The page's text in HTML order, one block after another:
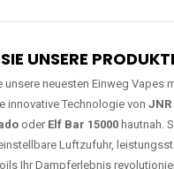
SIE UNSERE
unsere neuesten Einweg Vapes
innovative Technologie von
oder Elf Bar 15000 hautnah.
Luftzufuhr,
Ihr Dampferlebnis